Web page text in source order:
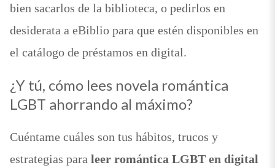
bien sacarlos de la biblioteca, o pedirlos en
desiderata a eBiblio para que estén disponibles en
el catálogo de préstamos en digital.
¿Y tú, cómo lees novela romántica
LGBT ahorrando al máximo?
Cuéntame cuáles son tus hábitos, trucos y
estrategias para leer romántica LGBT en digital